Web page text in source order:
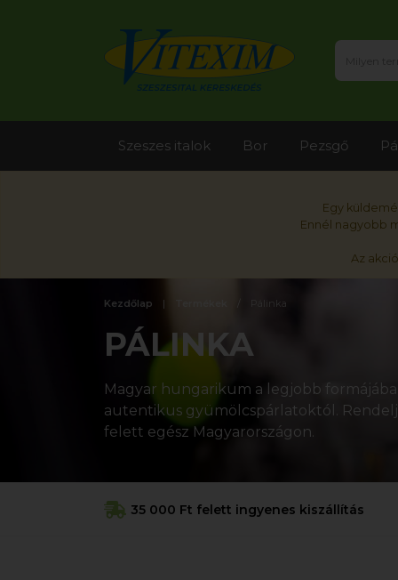
Egy
Ennél nagyobb
Az
Szeszes italok Bor Pezsgő
Kezdőlap Pálinka
PÁLINKA
Magyar hungarikum a legjobb
autentikus gyümölcspárlatoktól.
felett egész Magyarországon.
35 000 Ft felett ingyenes kiszállítás